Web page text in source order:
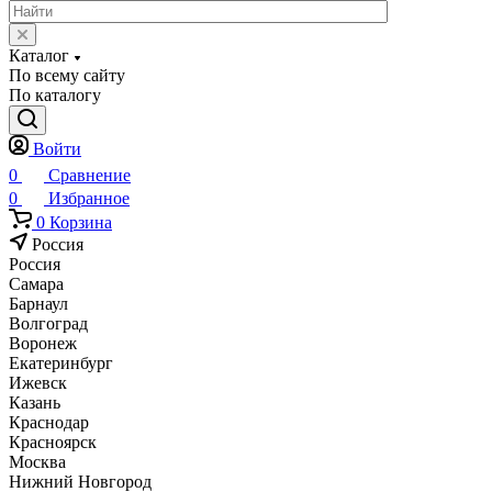
Каталог
По всему сайту
По каталогу
Войти
0
Сравнение
0
Избранное
0 Корзина
Россия
Россия
Самара
Барнаул
Волгоград
Воронеж
Екатеринбург
Ижевск
Казань
Краснодар
Красноярск
Москва
Нижний Новгород